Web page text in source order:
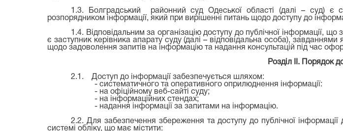
1.3. Болградський районний суд Одеської області (далі – суд) є
розпорядником інформації, який при вирішенні питань щодо доступу до
1.4. Відповідальним за організацію доступу до публічної інформації,
є заступник керівника апарату суду (далі – відповідальна особа),
щодо задоволення запитів на інформацію та надання консультацій під час
Розділ ІІ. Порядок
2.1. Доступ до інформації забезпечується шляхом:
- систематичного та оперативного оприлюднення інформації:
- на офіційному веб-сайті суду;
- на інформаційних стендах;
- надання інформації за запитами на інформацію.
2.2. Для забезпечення збереження та доступу до публічної
системі обліку, що має містити: